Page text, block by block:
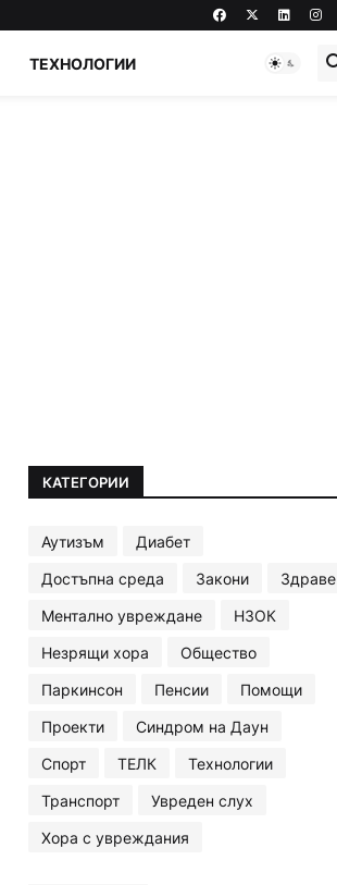
ТЕХНОЛОГИИ
КАТЕГОРИИ
Аутизъм
Диабет
Достъпна среда
Закони
Здраве
Ментално увреждане
НЗОК
Незрящи хора
Общество
Паркинсон
Пенсии
Помощи
Проекти
Синдром на Даун
Спорт
ТЕЛК
Технологии
Транспорт
Увреден слух
Хора с увреждания